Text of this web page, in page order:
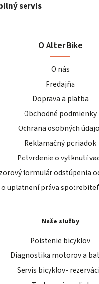
servis
O AlterBike
O nás
Predajňa
Doprava a platba
Obchodné podmienky
Ochrana osobných
Reklamačný poriadok
Potvrdenie o vytknutí
formulár odstúpenia
o uplatnení práva
Naše služby
Poistenie bicyklov
Diagnostika motorov a
Servis bicyklov-